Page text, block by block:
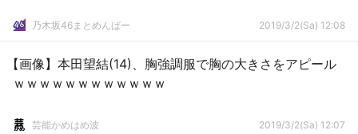
乃木坂46まとめんばー 2019/3/2(Sa) 12:08
【画像】本田望結(14)、胸強調服で胸の大きさをアピール
ｗｗｗｗｗｗｗｗｗｗｗｗ
芸能かめはめ波 2019/3/2(Sa) 12:07